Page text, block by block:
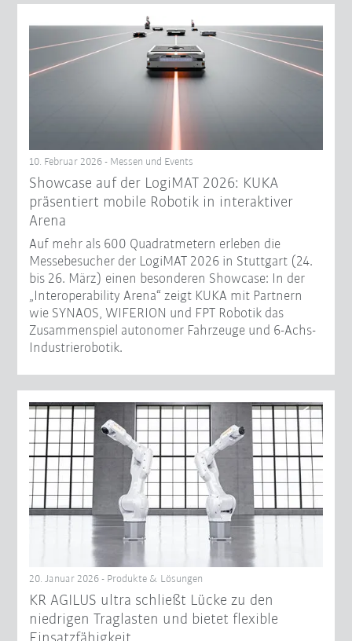
10. Februar 2026 - Messen und Events
Showcase auf der LogiMAT 2026: KUKA
präsentiert mobile Robotik in interaktiver
Arena
Auf mehr als 600 Quadratmetern erleben die
Messebesucher der LogiMAT 2026 in Stuttgart (24.
bis 26. März) einen besonderen Showcase: In der
„Interoperability Arena“ zeigt KUKA mit Partnern
wie SYNAOS, WIFERION und FPT Robotik das
Zusammenspiel autonomer Fahrzeuge und 6-Achs-
Industrierobotik.
20. Januar 2026 - Produkte & Lösungen
KR AGILUS ultra schließt Lücke zu den
niedrigen Traglasten und bietet flexible